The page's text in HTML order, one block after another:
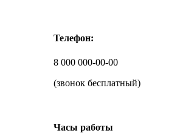
Телефон:
8 000 000-00-00
(звонок бесплатный)
Часы работы